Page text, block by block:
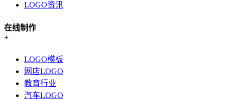
LOGO资讯
在线制作
+
LOGO模板
网店LOGO
教育行业
汽车LOGO